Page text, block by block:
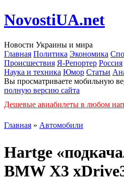
NovostiUA.net
Новости Украины и мира
Главная Политика Экономика
Происшествия Я-Репортер Россия
Наука и техника Юмор Статьи
Вы просматриваете мобильную
полную версию сайта
Дешевые авиабилеты в любом
Главная » Автомобили
Hartge
BMW X3